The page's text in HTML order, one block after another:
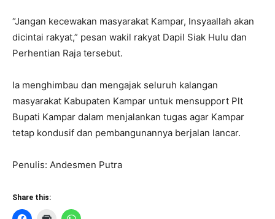
“Jangan kecewakan masyarakat Kampar, Insyaallah akan
dicintai rakyat,” pesan wakil rakyat Dapil Siak Hulu dan
Perhentian Raja tersebut.
Ia menghimbau dan mengajak seluruh kalangan
masyarakat Kabupaten Kampar untuk mensupport Plt
Bupati Kampar dalam menjalankan tugas agar Kampar
tetap kondusif dan pembangunannya berjalan lancar.
Penulis: Andesmen Putra
Share this: